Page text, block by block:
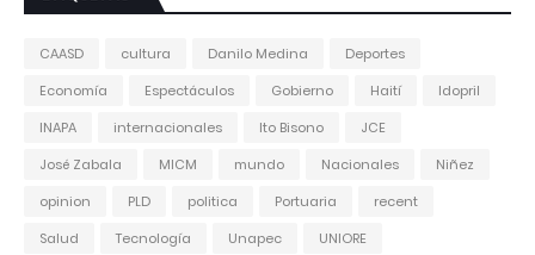
CAASD cultura Danilo Medina
Deportes
Economía
Espectáculos Gobierno Haití
Idopril
INAPA
internacionales Ito Bisono
JCE
José Zabala
MICM mundo Nacionales
Niñez
opinion
PLD politica Portuaria
recent
Salud
Tecnología Unapec UNIORE